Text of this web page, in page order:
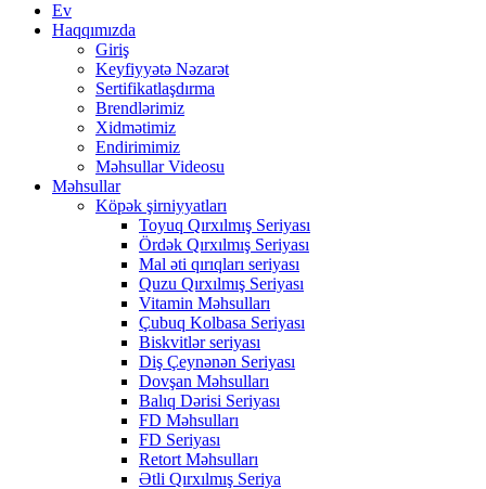
Ev
Haqqımızda
Giriş
Keyfiyyətə Nəzarət
Sertifikatlaşdırma
Brendlərimiz
Xidmətimiz
Endirimimiz
Məhsullar Videosu
Məhsullar
Köpək şirniyyatları
Toyuq Qırxılmış Seriyası
Ördək Qırxılmış Seriyası
Mal əti qırıqları seriyası
Quzu Qırxılmış Seriyası
Vitamin Məhsulları
Çubuq Kolbasa Seriyası
Biskvitlər seriyası
Diş Çeynənən Seriyası
Dovşan Məhsulları
Balıq Dərisi Seriyası
FD Məhsulları
FD Seriyası
Retort Məhsulları
Ətli Qırxılmış Seriya